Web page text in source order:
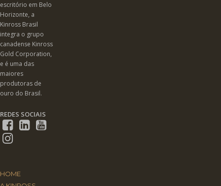
escritório em Belo
Horizonte, a
Kinross Brasil
integra o grupo
canadense Kinross
Gold Corporation,
e é uma das
maiores
produtoras de
ouro do Brasil.
REDES SOCIAIS
HOME